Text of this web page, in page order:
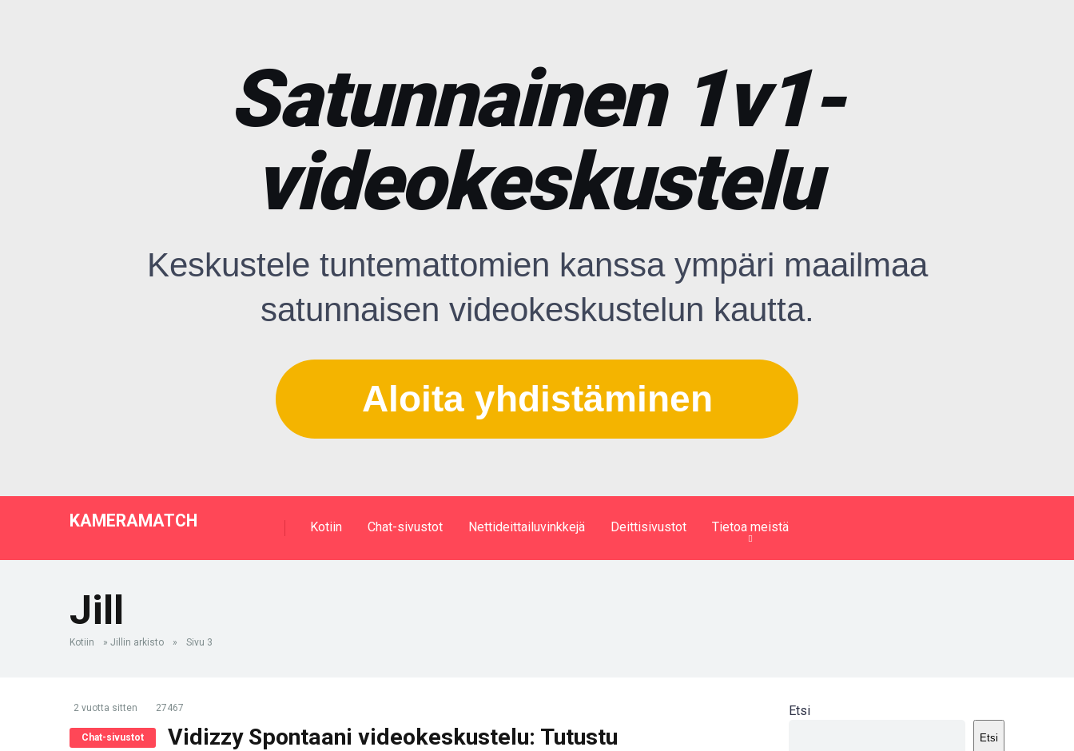
Satunnainen 1v1-
videokeskustelu
Keskustele tuntemattomien kanssa ympäri maailmaa
satunnaisen videokeskustelun kautta.
Aloita yhdistäminen
KAMERAMATCH Kotiin Chat-sivustot Nettideittailuvinkkejä Deittisivustot Tietoa meistä
Jill
Kotiin » Jillin arkisto » Sivu 3
2 vuotta sitten 27467
Chat-sivustot
Vidizzy Spontaani videokeskustelu: Tutustu
Etsi
Etsi